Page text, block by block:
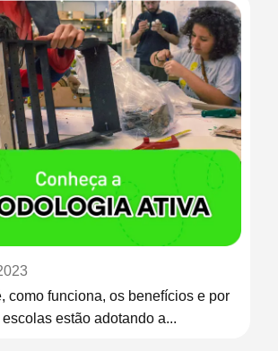
como funciona, os benefícios e por
estão adotando a...